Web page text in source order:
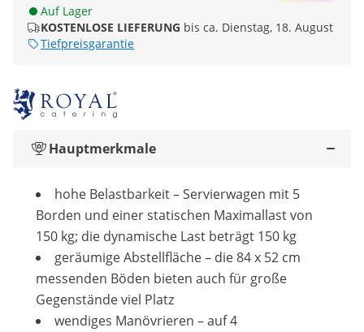
Auf Lager
KOSTENLOSE LIEFERUNG bis ca. Dienstag, 18. August
Tiefpreisgarantie
Hauptmerkmale
hohe Belastbarkeit – Servierwagen mit 5
Borden und einer statischen Maximallast von
150 kg; die dynamische Last beträgt 150 kg
geräumige Abstellfläche – die 84 x 52 cm
messenden Böden bieten auch für große
Gegenstände viel Platz
wendiges Manövrieren – auf 4